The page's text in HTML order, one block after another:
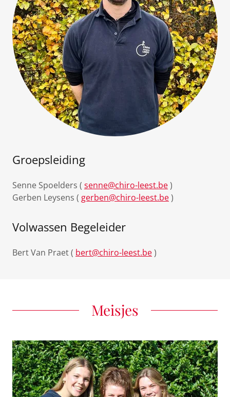
Groepsleiding
Senne Spoelders ( senne@chiro-leest.be)
Gerben Leysens ( gerben@chiro-leest.be)
Volwassen Begeleider
Bert Van Praet ( bert@chiro-leest.be)
Meisjes